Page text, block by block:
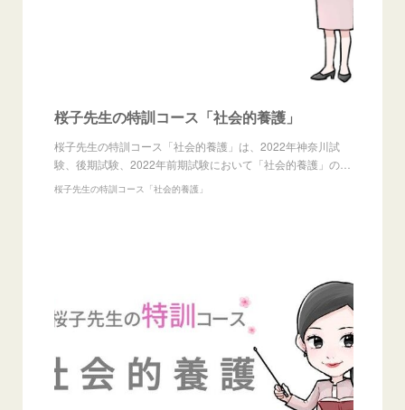
桜子先生の特訓コース「社会的養護」
桜子先生の特訓コース「社会的養護」は、2022年神奈川試
験、後期試験、2022年前期試験において「社会的養護」の…
桜子先生の特訓コース「社会的養護」